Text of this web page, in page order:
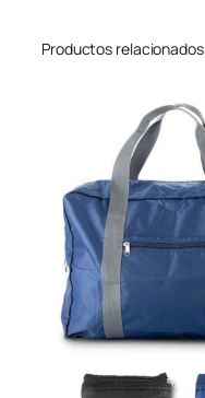
iProductos relacionados